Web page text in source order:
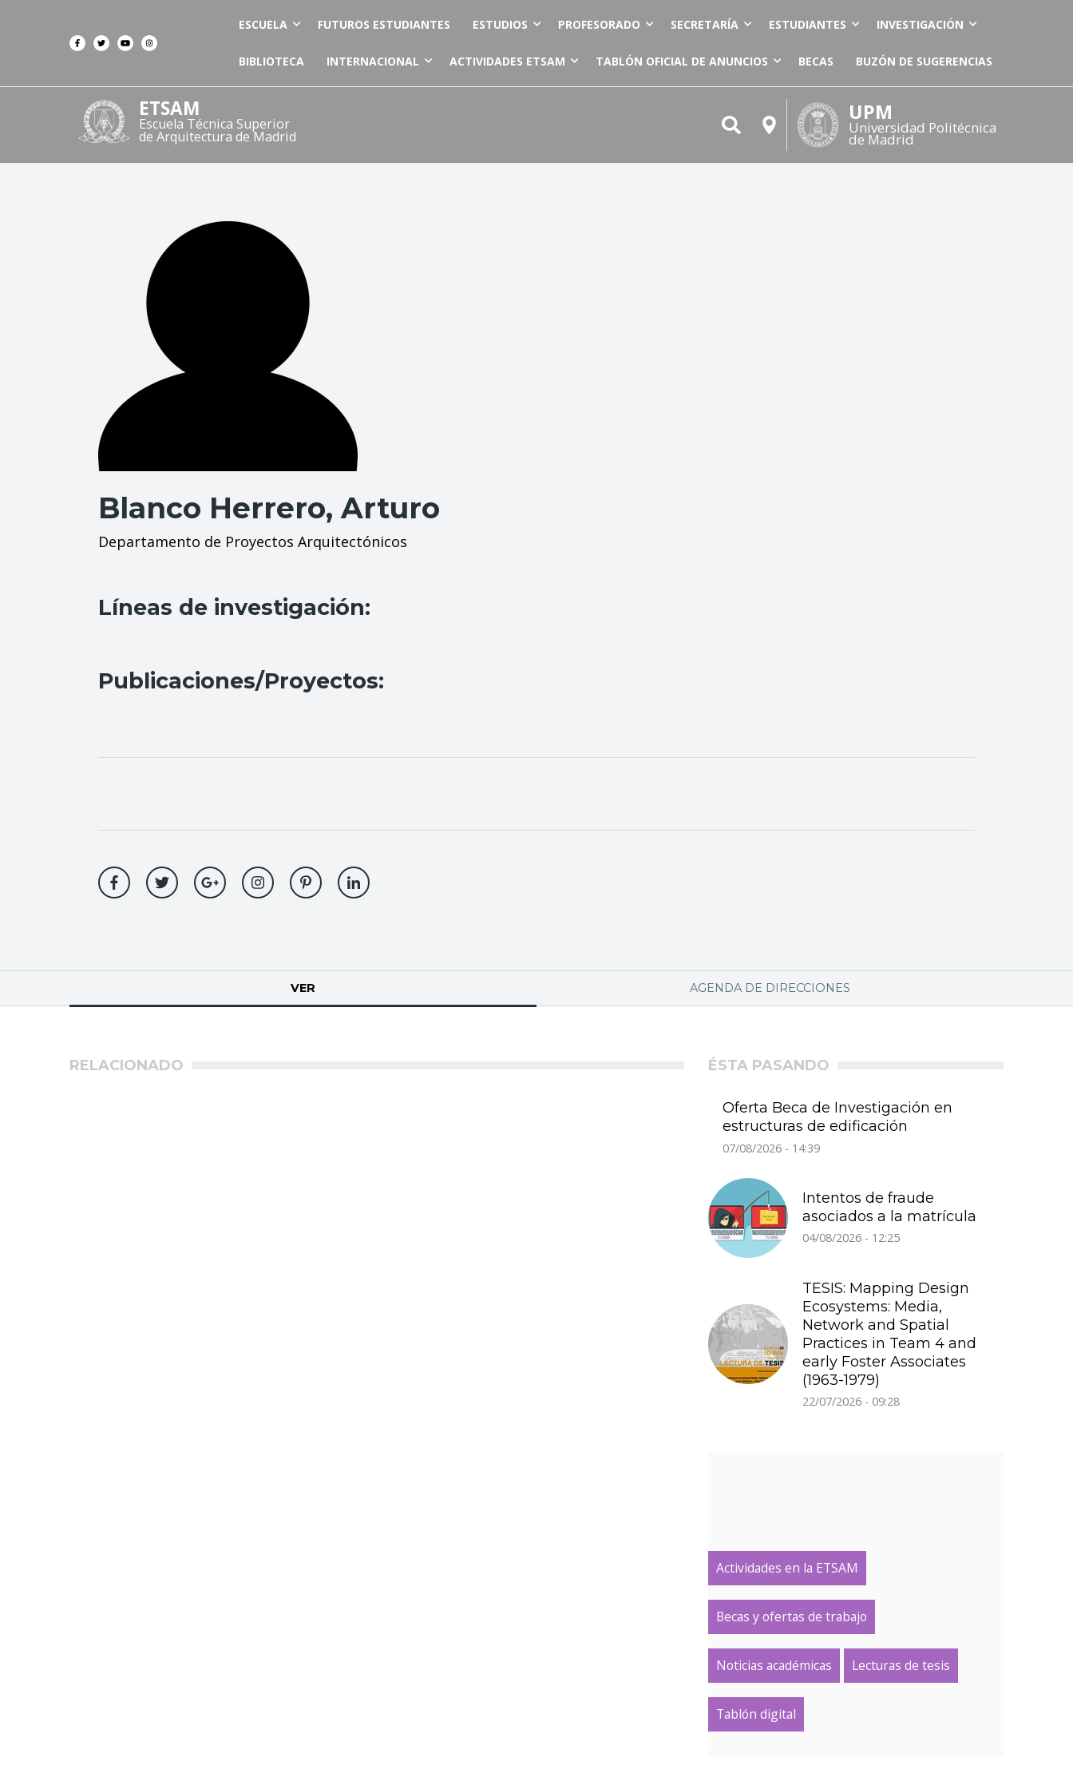
ESCUELA FUTUROS ESTUDIANTES ESTUDIOS PROFESORADO SECRETARÍA ESTUDIANTES INVESTIGACIÓN
BIBLIOTECA INTERNACIONAL ACTIVIDADES ETSAM TABLÓN OFICIAL DE ANUNCIOS BECAS BUZÓN DE SUGERENCIAS
ETSAM
Escuela Técnica Superior
de Arquitectura de Madrid
UPM
Universidad Politécnica
de Madrid
Blanco Herrero, Arturo
Departamento de Proyectos Arquitectónicos
Líneas de investigación:
Publicaciones/Proyectos:
principales
VER AGENDA DE DIRECCIONES
RELACIONADO ÉSTA PASANDO
Oferta Beca de Investigación en
estructuras de edificación
07/08/2026 - 14:39
Intentos de fraude
asociados a la matrícula
04/08/2026 - 12:25
TESIS: Mapping Design
Ecosystems: Media,
Network and Spatial
Practices in Team 4 and
early Foster Associates
(1963-1979)
22/07/2026 - 09:28
Actividades en la ETSAM
Becas y ofertas de trabajo
Noticias académicas Lecturas de tesis
Tablón digital